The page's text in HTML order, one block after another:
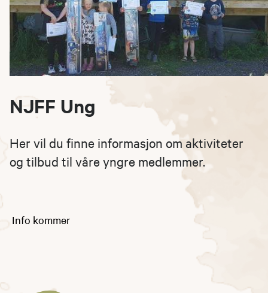
NJFF Ung
Her vil du finne informasjon om aktiviteter
og tilbud til våre yngre medlemmer.
Info kommer